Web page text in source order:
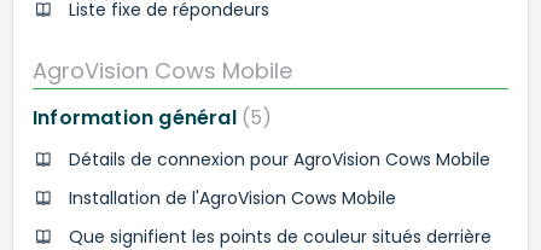
Liste fixe de répondeurs
AgroVision Cows Mobile
Information général 5
Détails de connexion pour AgroVision Cows Mobile
Installation de l'AgroVision Cows Mobile
Que signifient les points de couleur situés derrière